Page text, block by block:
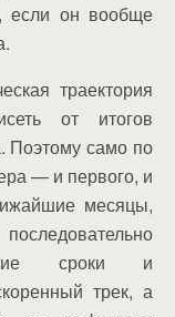
если он вообще
траектория
от итогов
Поэтому само по
— и первого, и
месяцы,
сроки и
трек, а